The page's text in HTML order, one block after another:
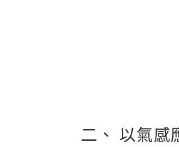
二、 以氣感